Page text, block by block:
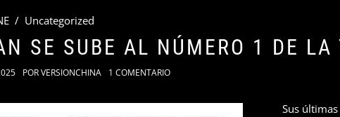
/ Uncategorized
SE SUBE AL NÚMERO 1 DE LA
PORVERSIONCHINA 1 COMENTARIO
Sus